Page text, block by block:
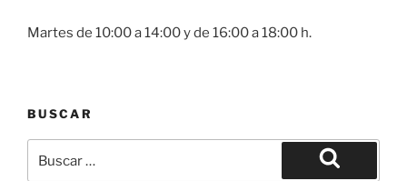
Martes de 10:00 a 14:00 y de 16:00 a 18:00 h.
BUSCAR